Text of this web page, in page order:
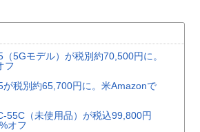
5Gモデル）が税別約70,500円に。
フ
が税別約65,700円に。米Amazonで
55C（未使用品）が税込99,800円
オフ